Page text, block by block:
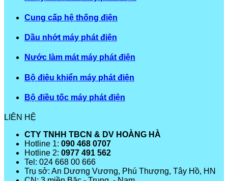
Cung cấp hệ thống điện
Dầu nhớt máy phát điện
Nước làm mát máy phát điện
Bộ điêu khiển máy phát điện
Bộ điều tốc máy phát điện
LIÊN HỆ
CTY TNHH TBCN & DV HOÀNG HÀ
Hotline 1: 090 468 0707
Hotline 2: 0977 491 562
Tel: 024 668 00 666
Trụ sở: An Dương Vương, Phú Thượng, Tây Hồ, HN